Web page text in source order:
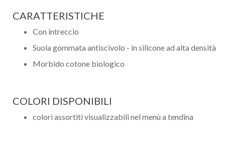
CARATTERISTICHE
Con intreccio
Suola gommata antiscivolo - in silicone ad alta densità
Morbido cotone biologico
COLORI DISPONIBILI
colori assortiti visualizzabili nel menù a tendina